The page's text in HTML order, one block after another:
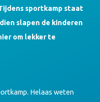
sportkamp staat
slapen de kinderen
om lekker te
Helaas weten